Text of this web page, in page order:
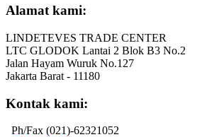
Alamat kami:
LINDETEVES TRADE CENTER
LTC GLODOK Lantai 2 Blok B3 No.2
Jalan Hayam Wuruk No.127
Jakarta Barat - 11180
Kontak kami:
Ph/Fax (021)-62321052